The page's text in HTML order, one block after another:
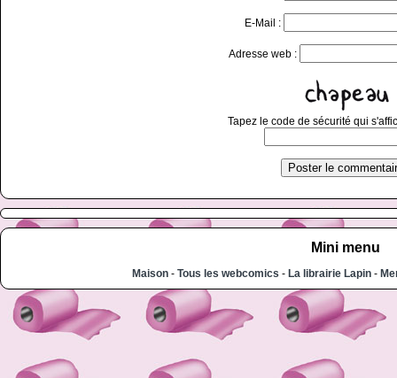
E-Mail :
Adresse web :
Tapez le code de sécurité qui
Mini menu
Maison- Tous les webcomics - La librairie Lapin-